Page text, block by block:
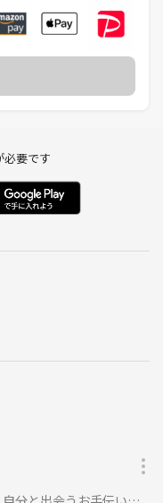
たり、一歩踏み出すきっか
か？😊
必要です